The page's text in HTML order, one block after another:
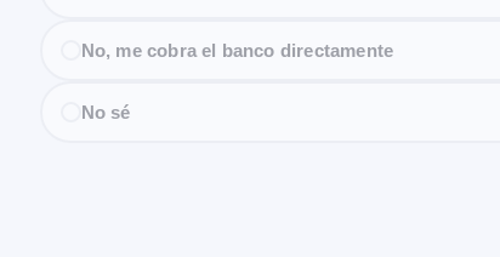
No, me cobra el banco directamente
No sé